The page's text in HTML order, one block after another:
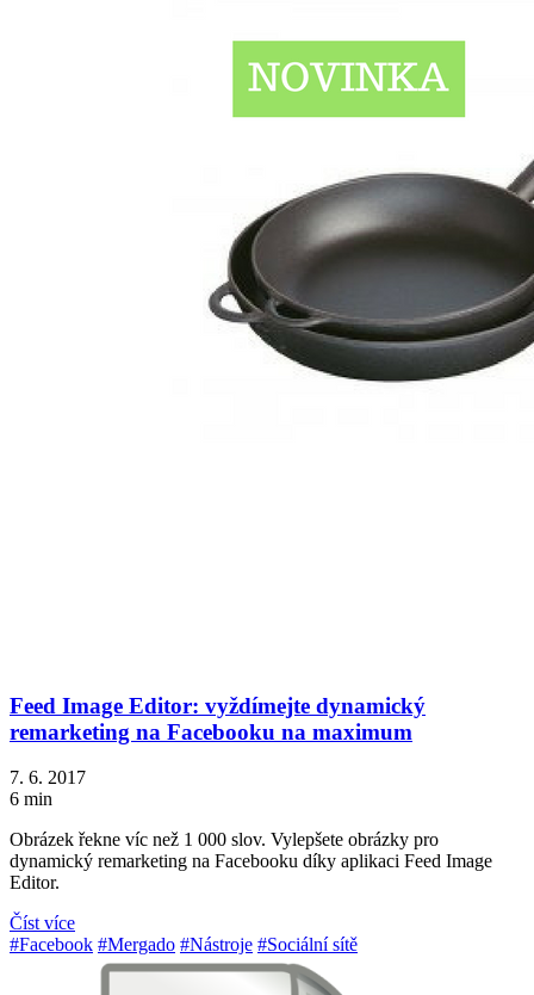
Feed Image Editor: vyždímejte dynamický
remarketing na Facebooku na maximum
7. 6. 2017
6 min
Obrázek řekne víc než 1 000 slov. Vylepšete obrázky pro
dynamický remarketing na Facebooku díky aplikaci Feed Image
Editor.
Číst více
#Facebook #Mergado #Nástroje #Sociální sítě